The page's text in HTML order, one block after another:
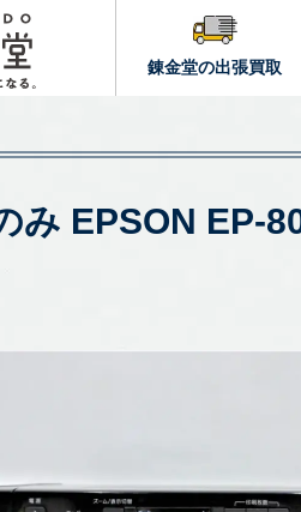
錬金堂の出張買取
み EPSON EP-